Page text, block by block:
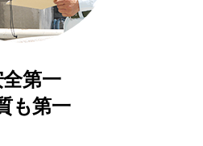
第一
も第一